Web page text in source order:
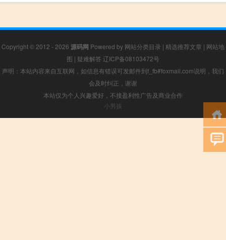
Copyright © 2012 - 2026 源码网 Powered by 网站分类目录 | 精选推荐文章 | 网站地
图 | 疑难解答 辽ICP备08103472号
声明：本站内容来自互联网，如信息有错误可发邮件到f_fb#foxmail.com说明，我们
会及时纠正，谢谢
本站仅为个人兴趣爱好，不接盈利性广告及商业合作
小男孩